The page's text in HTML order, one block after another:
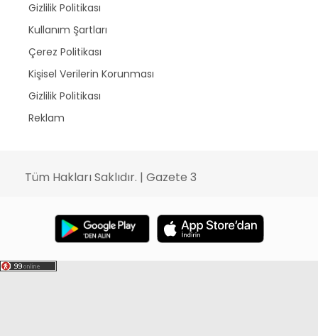
Gizlilik Politikası
Kullanım Şartları
Çerez Politikası
Kişisel Verilerin Korunması
Gizlilik Politikası
Reklam
Tüm Hakları Saklıdır. | Gazete 3